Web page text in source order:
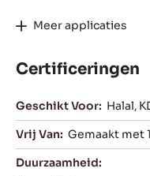
Meer applicaties
Certificeringen
Geschikt Voor: Halal
Vrij Van: Gemaakt met
Duurzaamheid: